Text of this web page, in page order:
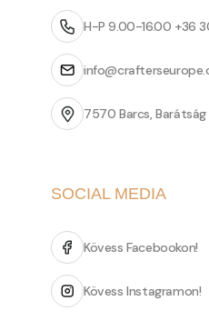
H-P 9.00-16.00 +36
7570 Barcs,
SOCIAL MEDIA
Kövess Facebookon!
Kövess Instagramon!